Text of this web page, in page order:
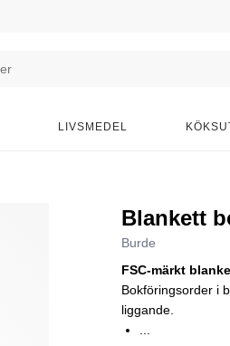
LIVSMEDEL
Blankett
Burde
FSC-märkt
Bokföringsorder i
liggande.